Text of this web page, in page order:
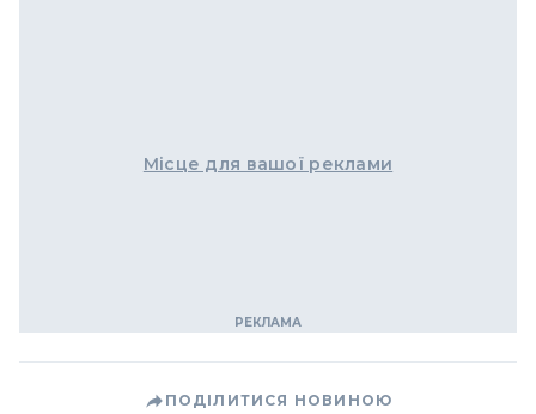
Місце для вашої реклами
ПОДІЛИТИСЯ НОВИНОЮ